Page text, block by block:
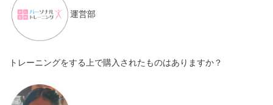
運営部
トレーニングをする上で購入されたものはありますか？